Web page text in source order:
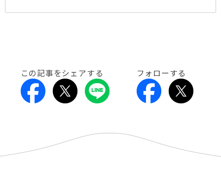
この記事をシェアする フォローする